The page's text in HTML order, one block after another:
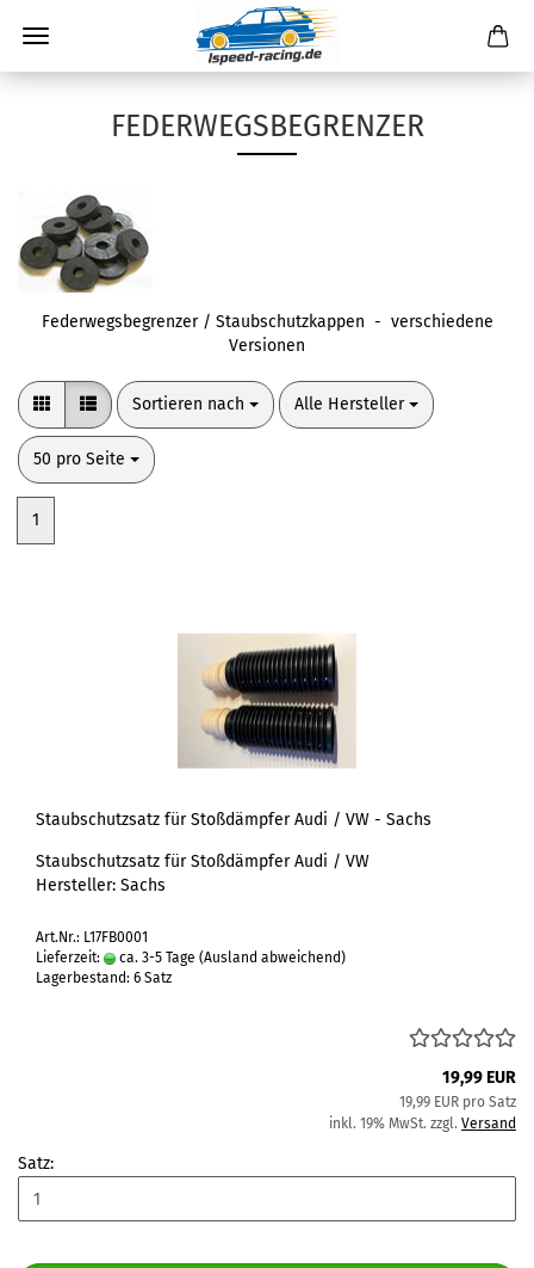
FEDERWEGSBEGRENZER
Federwegsbegrenzer / Staubschutzkappen - verschiedene
Versionen
Sortieren nach
Sortieren nach Alle Hersteller
pro Seite
50 pro Seite
pro Seite
1
Staubschutzsatz für Stoßdämpfer Audi / VW - Sachs
Staubschutzsatz für Stoßdämpfer Audi / VW
Hersteller: Sachs
Art.Nr.: L17FB0001
Lieferzeit:
ca. 3-5 Tage (Ausland abweichend)
Lagerbestand: 6 Satz
19,99 EUR
19,99 EUR pro Satz
inkl. 19% MwSt. zzgl. Versand
Satz: